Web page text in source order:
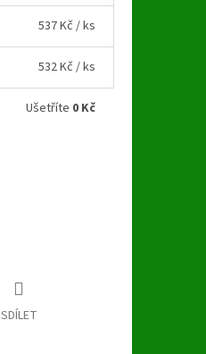
537 Kč / ks
532 Kč / ks
Ušetříte 0 Kč
SDÍLET